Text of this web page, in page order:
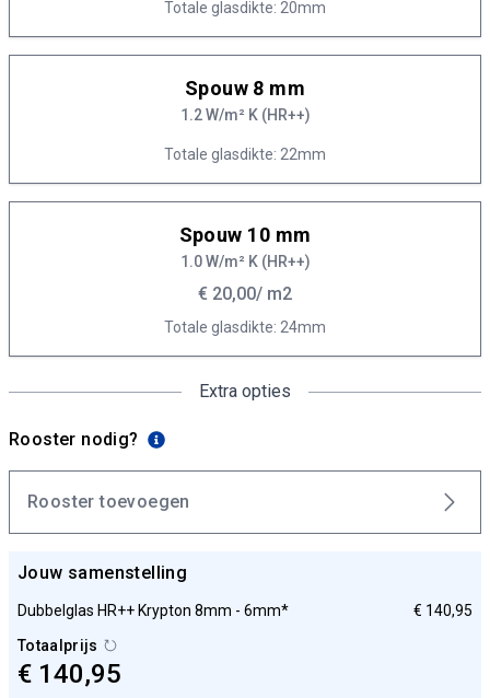
Totale glasdikte: 20mm
Spouw 8 mm
1.2 W/m² K (HR++)
Totale glasdikte: 22mm
Spouw 10 mm
1.0 W/m² K (HR++)
€ 20,00/ m2
Totale glasdikte: 24mm
Extra opties
Rooster nodig?
Rooster toevoegen
Jouw samenstelling
Dubbelglas HR++ Krypton 8mm - 6mm*
€ 140,95
Totaalprijs
€ 140,95